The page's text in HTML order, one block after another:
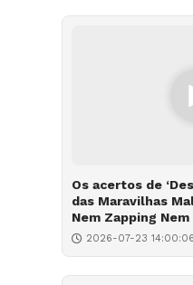
Os acertos de
das Maravilhas
Nem Zapping
2026-07-23 14:00:06